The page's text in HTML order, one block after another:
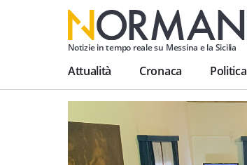
Notizie in tempo reale su Messina e la Sicilia
Attualità Cronaca Politica